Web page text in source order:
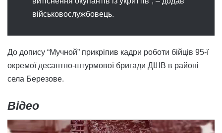
військовослужбовець.
До допису “Мучной” прикріпив кадри роботи бійців 95-ї
окремої десантно-штурмової бригади ДШВ в районі
села Березове.
Відео
Відеопрогравач